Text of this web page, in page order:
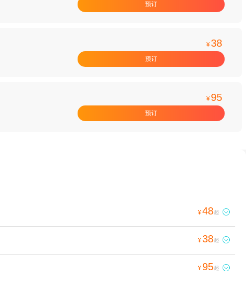
预订
¥38
预订
¥ 95
预订
¥48起 
¥38起 
¥ 95起 